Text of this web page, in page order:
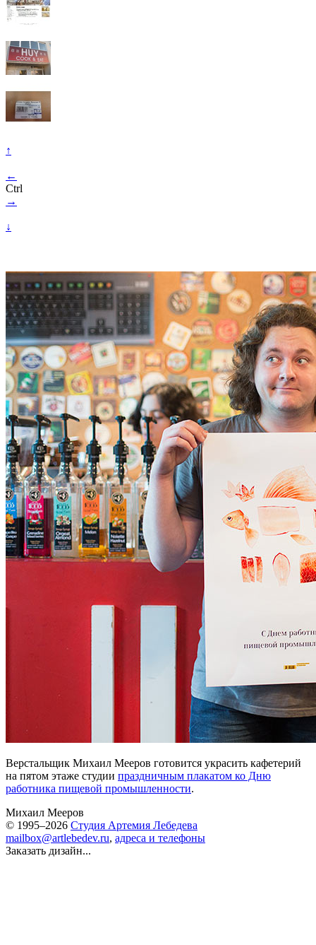
↑
←
Ctrl
→
↓
Верстальщик Михаил Мееров готовится украсить кафетерий
на пятом этаже студии праздничным плакатом ко Дню
работника пищевой промышленности.
Михаил Мееров
© 1995–2026 Студия Артемия Лебедева
mailbox@artlebedev.ru, адреса и телефоны
Заказать дизайн...